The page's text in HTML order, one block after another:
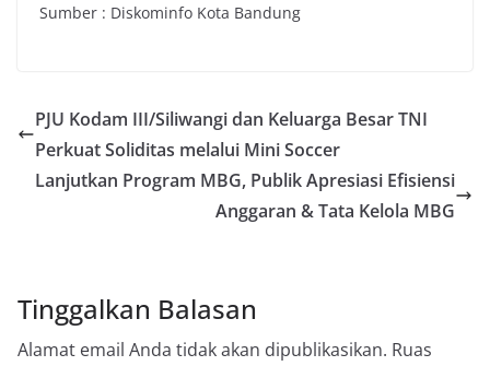
Sumber : Diskominfo Kota Bandung
PJU Kodam III/Siliwangi dan Keluarga Besar TNI
Perkuat Soliditas melalui Mini Soccer
Lanjutkan Program MBG, Publik Apresiasi Efisiensi
Anggaran & Tata Kelola MBG
Tinggalkan Balasan
Alamat email Anda tidak akan dipublikasikan. Ruas